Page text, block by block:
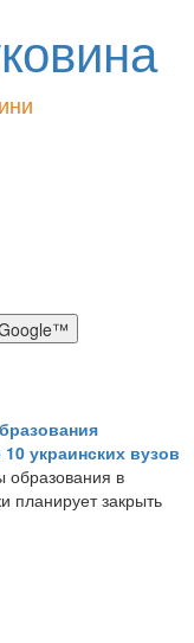
украинских вузов
образования в
планирует закрыть